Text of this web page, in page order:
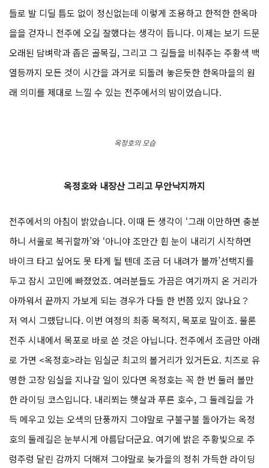
들로 발 디딜 틈도 없이 정신없는데 이렇게 조용하고 한적한 한옥마
을을 걷자니 전주에 오길 잘했다는 생각이 듭니다. 이제는 보기 드문
오래된 담벼락과 좁은 골목길, 그리고 그 길들을 비춰주는 주황색 백
열등까지 모든 것이 시간을 과거로 되돌려 놓은듯한 한옥마을의 원
래 의미를 제대로 느낄 수 있는 전주에서의 밤이었습니다.
옥정호의 모습
옥정호와 내장산 그리고 무안낙지까지
전주에서의 아침이 밝았습니다. 이때 든 생각이 ‘그래 이만하면 충분
하니 서울로 복귀할까’와 ‘아니야 조만간 흰 눈이 내리기 시작하면
바이크 타고 싶어도 못 타게 될 텐데 조금 더 내려가 볼까’선택지를
두고 잠시 고민에 빠졌었죠. 여러분들도 가끔은 여기까지 온 거리가
아까워서 끝까지 가보게 되는 경우가 다들 한 번쯤 있지 않나요？
저 역시 그랬답니다. 이번 여정의 최종 목적지, 목포로 말이죠. 물론
전주 시내에서 목포로 바로 쏜 것은 아닙니다. 전주에서 조금만 아래
로 가면 <옥정호>라는 임실군 최고의 볼거리가 있거든요. 치즈로 유
명한 고장 임실을 지나갈 일이 있다면 옥정호는 꼭 한 번 둘러 볼만
한 라이딩 코스입니다. 내리쬐는 햇살과 푸른 호수, 그 둘레길을 가
득 메우고 있는 오색의 단풍까지 그야말로 구불구불 돌아가는 옥정
호의 둘레길은 눈부시게 아름답더군요. 여기에 밝은 주황빛으로 주
렁주렁 달린 감까지 더해져 그야말로 늦가을의 정취 가득한 라이딩